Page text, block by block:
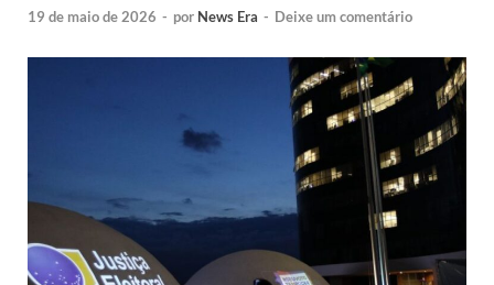
19 de maio de 2026 - por News Era - Deixe um comentário